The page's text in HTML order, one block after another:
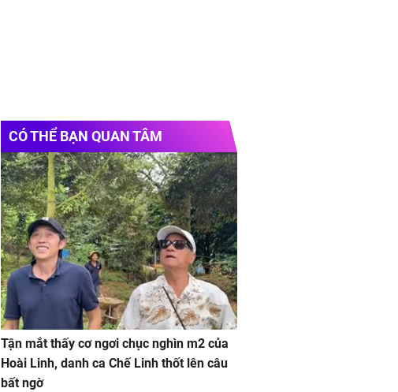
CÓ THỂ BẠN QUAN TÂM
Tận mắt thấy cơ ngơi chục nghìn m2 của
Hoài Linh, danh ca Chế Linh thốt lên câu
bất ngờ